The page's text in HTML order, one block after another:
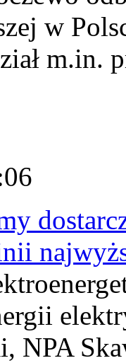
w
m.in.
NPA